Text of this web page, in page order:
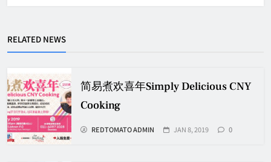
RELATED NEWS
简易煮欢喜年Simply Delicious CNY
Cooking
REDTOMATO ADMIN JAN 8, 2019 0